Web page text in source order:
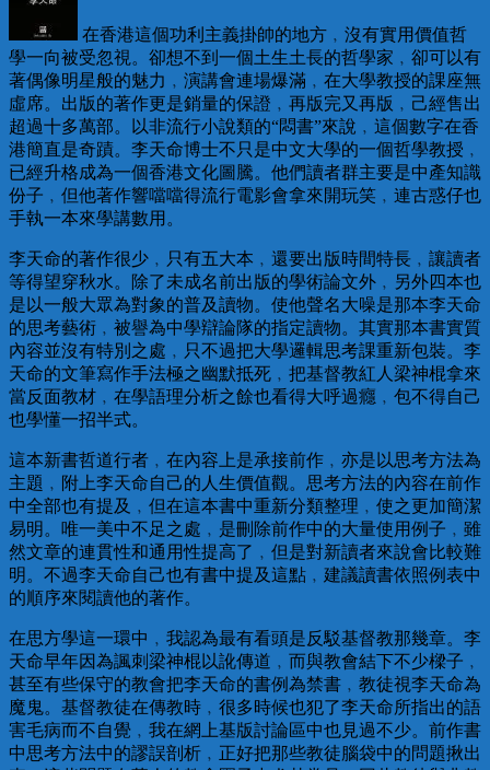
在香港這個功利主義掛帥的地方﹐沒有實用價值哲
學一向被受忽視。卻想不到一個土生土長的哲學家﹐卻可以有
著偶像明星般的魅力﹐演講會連場爆滿﹐在大學教授的課座無
虛席。出版的著作更是銷量的保證﹐再版完又再版﹐己經售出
超過十多萬部。以非流行小說類的“悶書”來說﹐這個數字在香
港簡直是奇蹟。李天命博士不只是中文大學的一個哲學教授﹐
已經升格成為一個香港文化圖騰。他們讀者群主要是中產知識
份子﹐但他著作響噹噹得流行電影會拿來開玩笑﹐連古惑仔也
手執一本來學講數用。
李天命的著作很少﹐只有五大本﹐還要出版時間特長﹐讓讀者
等得望穿秋水。除了未成名前出版的學術論文外﹐另外四本也
是以一般大眾為對象的普及讀物。使他聲名大噪是那本李天命
的思考藝術﹐被譽為中學辯論隊的指定讀物。其實那本書實質
內容並沒有特別之處﹐只不過把大學邏輯思考課重新包裝。李
天命的文筆寫作手法極之幽默抵死﹐把基督教紅人梁神棍拿來
當反面教材﹐在學語理分析之餘也看得大呼過癮﹐包不得自己
也學懂一招半式。
這本新書哲道行者﹐在內容上是承接前作﹐亦是以思考方法為
主題﹐附上李天命自己的人生價值觀。思考方法的內容在前作
中全部也有提及﹐但在這本書中重新分類整理﹐使之更加簡潔
易明。唯一美中不足之處﹐是刪除前作中的大量使用例子﹐雖
然文章的連貫性和通用性提高了﹐但是對新讀者來說會比較難
明。不過李天命自己也有書中提及這點﹐建議讀書依照例表中
的順序來閱讀他的著作。
在思方學這一環中﹐我認為最有看頭是反駁基督教那幾章。李
天命早年因為諷刺梁神棍以訛傳道﹐而與教會結下不少樑子﹐
甚至有些保守的教會把李天命的書例為禁書﹐教徒視李天命為
魔鬼。基督教徒在傳教時﹐很多時候也犯了李天命所指出的語
害毛病而不自覺﹐我在網上基版討論區中也見過不少。前作書
中思考方法中的謬誤剖析﹐正好把那些教徒腦袋中的問題揪出